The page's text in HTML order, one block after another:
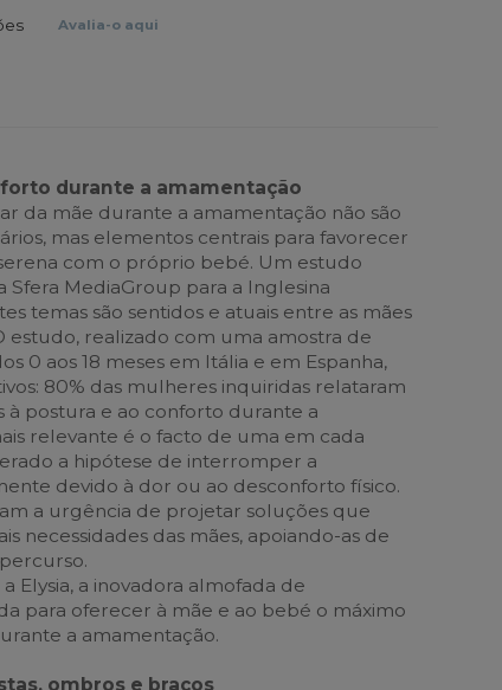
Avalia-o aqui
durante a amamentação
da mãe durante a amamentação não são
mas elementos centrais para favorecer
com o próprio bebé. Um estudo
MediaGroup para a Inglesina
temas são sentidos e atuais entre as mães
estudo, realizado com uma amostra de
0 aos 18 meses em Itália e em Espanha,
80% das mulheres inquiridas relataram
à postura e ao conforto durante a
relevante é o facto de uma em cada
a hipótese de interromper a
devido à dor ou ao desconforto físico.
a urgência de projetar soluções que
necessidades das mães, apoiando-as de
Elysia, a inovadora almofada de
para oferecer à mãe e ao bebé o máximo
a amamentação.
ombros e braços